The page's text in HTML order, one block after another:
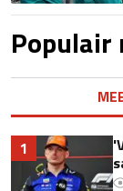
Populair
1